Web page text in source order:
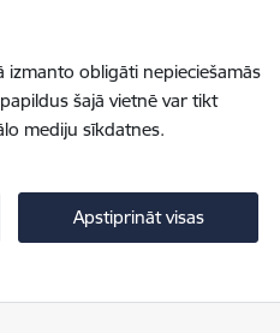
obligāti nepieciešamās
šajā vietnē var tikt
mediju sīkdatnes.
Apstiprināt visas